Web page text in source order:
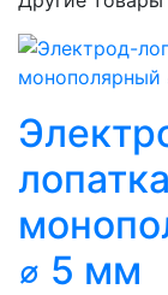
лопатка
⌀ 5 мм